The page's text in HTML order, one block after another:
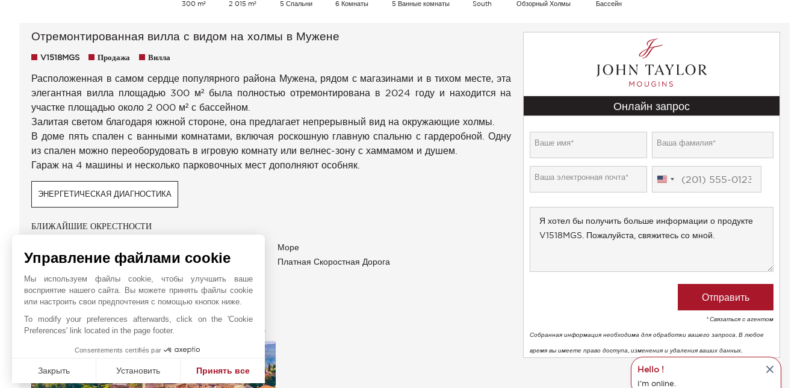
300 m² 2 015 m² 5 Спальни 6 Комнаты 5 Ванные комнаты South Обзорный Холмы Бассейн
Отремонтированная вилла с видом на холмы в Мужене
V1518MGS Продажа Вилла
Расположенная в самом сердце популярного района Мужена, рядом с магазинами и в тихом месте, эта
элегантная вилла площадью 300 м² была полностью отремонтирована в 2024 году и находится на
участке площадью около 2 000 м² с бассейном.
Залитая светом благодаря южной стороне, она предлагает непрерывный вид на окружающие холмы.
В доме пять спален с ванными комнатами, включая роскошную главную спальню с гардеробной. Одну
из спален можно переоборудовать в игровую комнату или велнес-зону с хаммамом и душем.
Гараж на 4 машины и несколько парковочных мест дополняют особняк.
ЭНЕРГЕТИЧЕСКАЯ ДИАГНОСТИКА
БЛИЖАЙШИЕ ОКРЕСТНОСТИ
Аэропорт
Море
Платная Скоростная Дорога
JOHN TAYLOR MOUGINS
Онлайн запрос
United
* Связаться с агентом
Собранная информация необходима для обработки вашего запроса. В любое
время вы имеете право доступа, изменения и удаления ваших данных.
Hello !
I'm online.
Управление файлами cookie
Мы используем файлы cookie, чтобы улучшить ваше
восприятие нашего сайта. Вы можете принять файлы cookie
или настроить свои предпочтения с помощью кнопок ниже.
To modify your preferences afterwards, click on the 'Cookie
Preferences' link located in the page footer.
Consentements certifiés par
Закрыть Установить Принять все